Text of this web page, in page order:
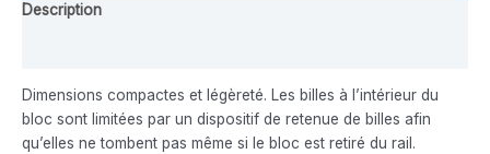
Description
Dimensions compactes et légèreté. Les billes à l’intérieur du
bloc sont limitées par un dispositif de retenue de billes afin
qu’elles ne tombent pas même si le bloc est retiré du rail.